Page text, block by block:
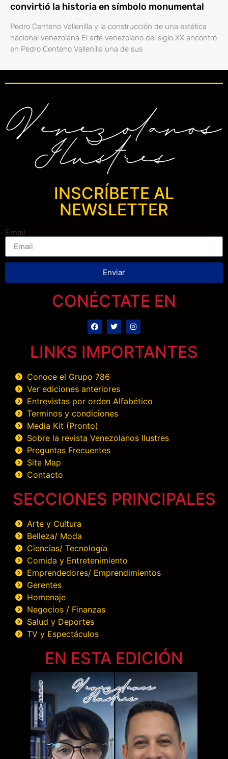
convirtió la historia en símbolo monumental
Pedro Centeno Vallenilla y la construcción de una estética
nacional venezolana El arte venezolano del siglo XX encontró
en Pedro Centeno Vallenilla una de sus
INSCRÍBETE AL
NEWSLETTER
Email
Enviar
CONÉCTATE EN
LINKS IMPORTANTES
Conoce el Grupo 786
Ver ediciones anteriores
Entrevistas por orden Alfabético
Terminos y condiciones
Media Kit (Pronto)
Sobre la revista Venezolanos Ilustres
Preguntas Frecuentes
Site Map
Contacto
SECCIONES PRINCIPALES
Arte y Cultura
Belleza/ Moda
Ciencias/ Tecnología
Comida y Entretenimiento
Emprendedores/ Emprendimientos
Gerentes
Homenaje
Negocios / Finanzas
Salud y Deportes
TV y Espectáculos
EN ESTA EDICIÓN